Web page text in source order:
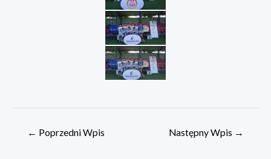
Nawigacja
← Poprzedni Wpis Następny Wpis →